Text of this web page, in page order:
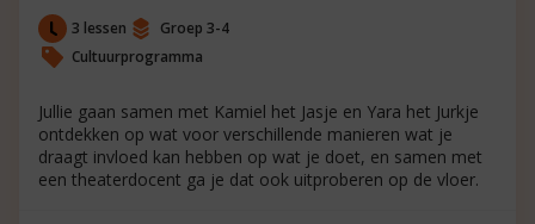
3 lessen
Groep 3-4
Cultuurprogramma
Jullie gaan samen met Kamiel het Jasje en Yara het Jurkje
ontdekken op wat voor verschillende manieren wat je
draagt invloed kan hebben op wat je doet, en samen met
een theaterdocent ga je dat ook uitproberen op de vloer.